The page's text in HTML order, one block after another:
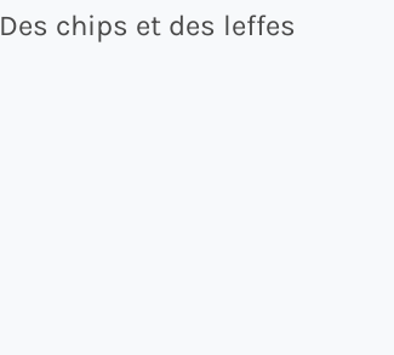
Des chips et des leffes